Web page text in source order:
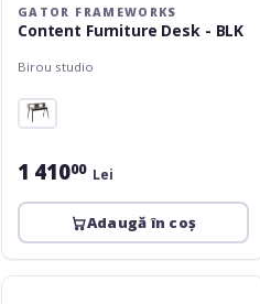
GATOR FRAMEWORKS
Content Furniture Desk - BLK
Birou studio
1 41000 Lei
Adaugă în coș
Gator